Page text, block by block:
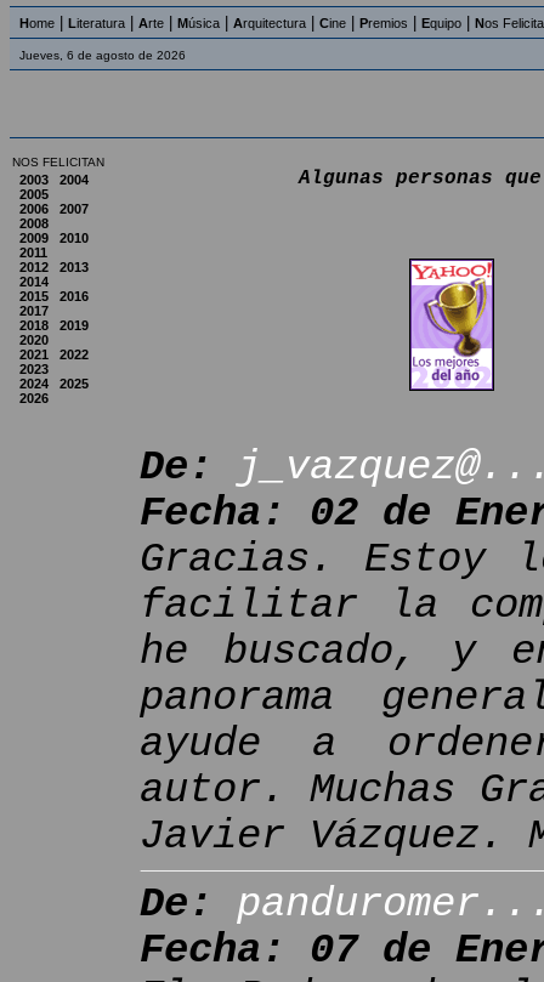
Home Literatura Arte Música Arquitectura Cine Premios Equipo Nos
Jueves, 6 de agosto de 2026
NOS FELICITAN
2003
2004
2005
2006
2007
2008
2009
2010
2011
2012
2013
2014
2015
2016
2017
2018
2019
2020
2021
2022
2023
2024
2025
2026
Algunas personas
De:
Fecha: 02 de
Gracias. Estoy
facilitar la
he buscado, y
panorama
ayude a
autor. Muchas
Javier Vázquez.
De:
Fecha: 07 de